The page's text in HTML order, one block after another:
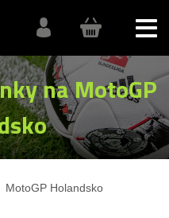
na MotoGP
MotoGP Holandsko